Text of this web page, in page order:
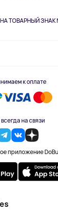
ТОВАРНЫЙ ЗНАК
к оплате
на связи
приложение
Все права
персональных